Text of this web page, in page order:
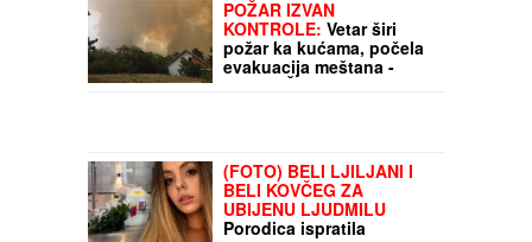
VODITELJKA RTS-A
UŽIVA NA JAHTI
Zategnuta kao praćka u
52. godini: Otkopčala
UZVRATILA Cakani na
prozivke, pa progovorila
o dečku i šokirala
komentarom o Seki